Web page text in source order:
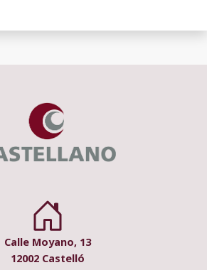
Calle Moyano, 13
12002 Castelló